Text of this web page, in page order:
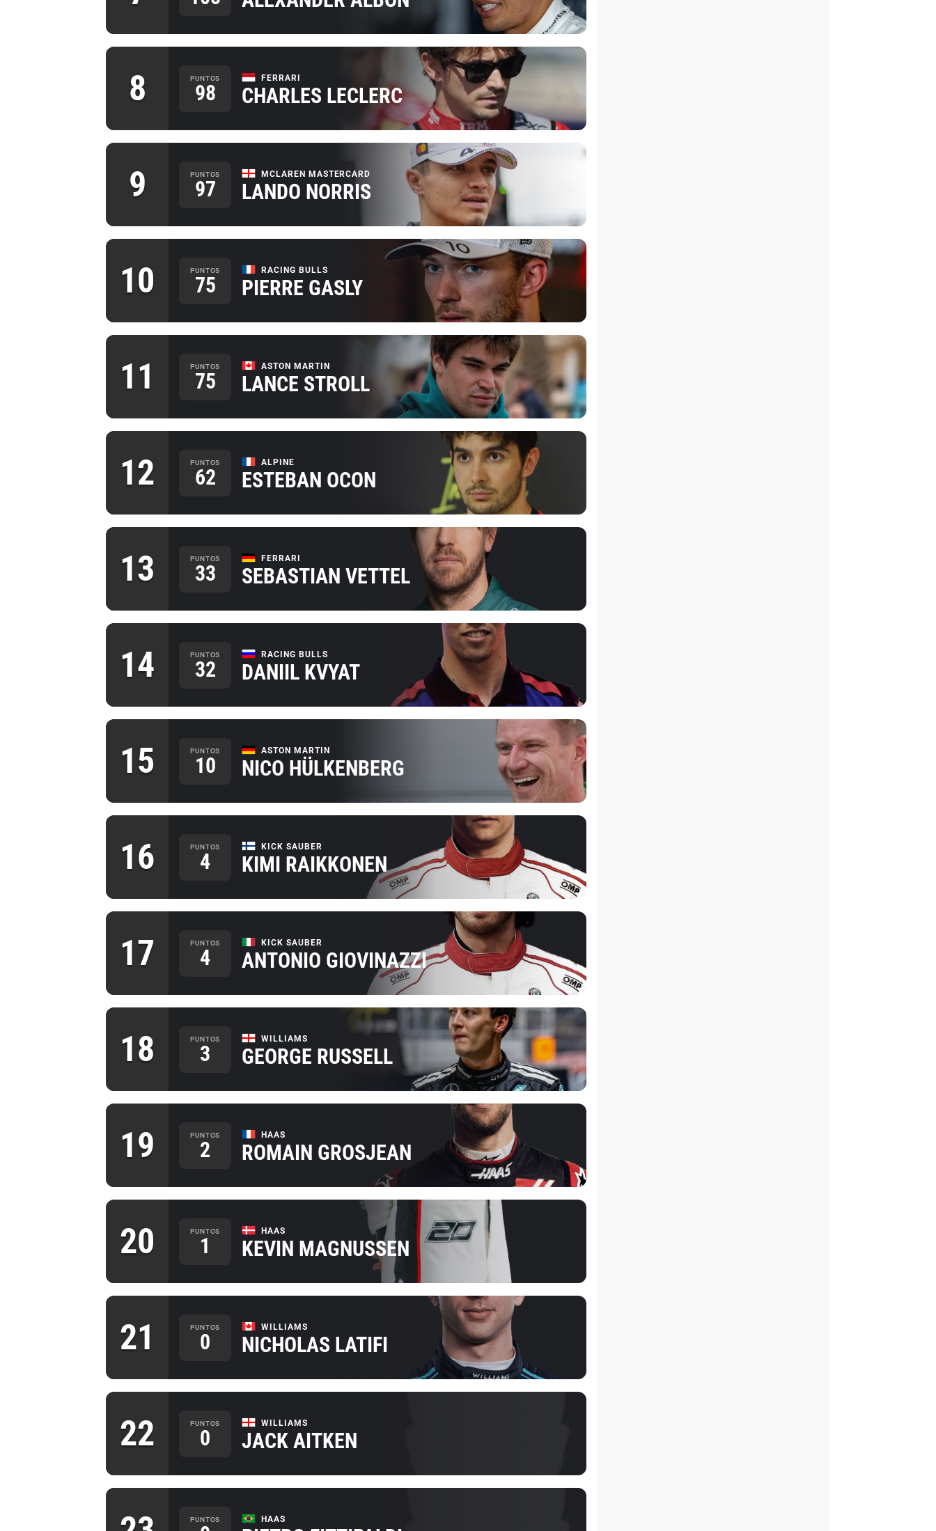
8 PUNTOS
98
FERRARI
CHARLES LECLERC
9 PUNTOS
97
MCLAREN MASTERCARD
LANDO NORRIS
10 PUNTOS
75
RACING BULLS
PIERRE GASLY
11 PUNTOS
75
ASTON MARTIN
LANCE STROLL
12 PUNTOS
62
ALPINE
ESTEBAN OCON
13 PUNTOS
33
FERRARI
SEBASTIAN VETTEL
14 PUNTOS
32
RACING BULLS
DANIIL KVYAT
15 PUNTOS
10
ASTON MARTIN
NICO HÜLKENBERG
16 PUNTOS
4
KICK SAUBER
KIMI RAIKKONEN
17 PUNTOS
4
KICK SAUBER
ANTONIO GIOVINAZZI
18 PUNTOS
3
WILLIAMS
GEORGE RUSSELL
19 PUNTOS
2
HAAS
ROMAIN GROSJEAN
20 PUNTOS
1
HAAS
KEVIN MAGNUSSEN
21 PUNTOS
0
WILLIAMS
NICHOLAS LATIFI
22 PUNTOS
0
WILLIAMS
JACK AITKEN
PUNTOS HAAS